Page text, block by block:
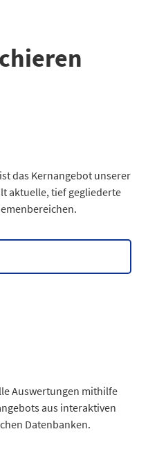
das Kernangebot unserer
aktuelle, tief gegliederte
Auswertungen mithilfe
aus interaktiven
Datenbanken.